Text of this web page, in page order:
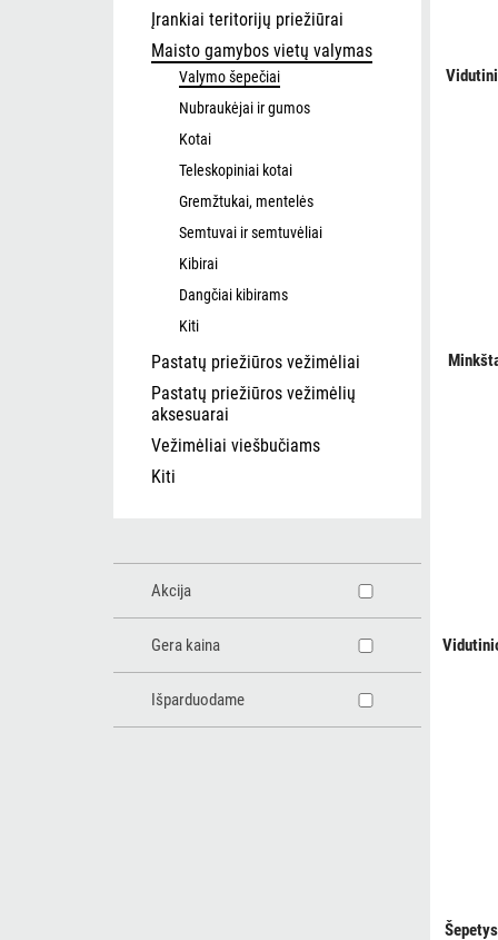
Įrankiai teritorijų priežiūrai
Maisto gamybos vietų valymas
Valymo šepečiai
Nubraukėjai ir gumos
Kotai
Teleskopiniai kotai
Gremžtukai, mentelės
Semtuvai ir semtuvėliai
Kibirai
Dangčiai kibirams
Kiti
Pastatų priežiūros vežimėliai
Pastatų priežiūros vežimėlių
aksesuarai
Vežimėliai viešbučiams
Kiti
Akcija
Gera kaina
Išparduodame